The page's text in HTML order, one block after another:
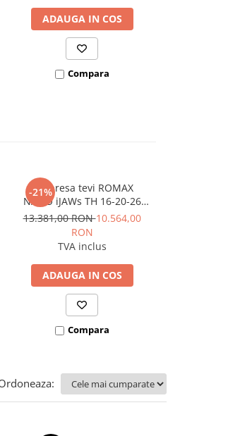
ADAUGA IN COS
Compara
-21%
Set presa tevi ROMAX
NANO iJAWs TH 16-20-26
mm, 18V 2Ah CAS
13.381,00 RON10.564,00
RON
TVA inclus
ADAUGA IN COS
Compara